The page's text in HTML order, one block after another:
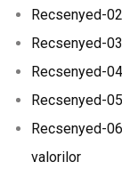
Recsenyed-
Recsenyed-
Recsenyed-
Recsenyed-
Recsenyed-
valorilor